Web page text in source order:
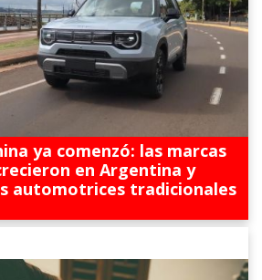
ya comenzó: las marcas
en Argentina y
automotrices tradicionales